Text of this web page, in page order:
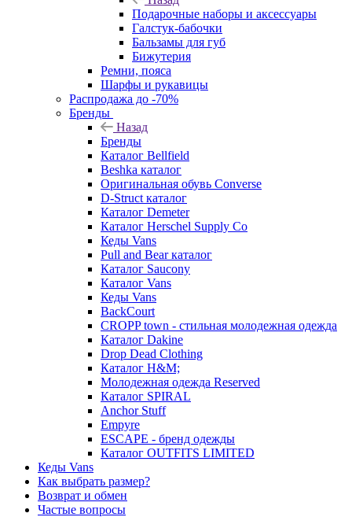
Подарочные наборы и аксессуары
Галстук-бабочки
Бальзамы для губ
Бижутерия
Ремни, пояса
Шарфы и рукавицы
Распродажа до -70%
Бренды
Назад
Бренды
Каталог Bellfield
Beshka каталог
Оригинальная обувь Converse
D-Struct каталог
Каталог Demeter
Каталог Herschel Supply Co
Кеды Vans
Pull and Bear каталог
Каталог Saucony
Каталог Vans
Кеды Vans
BackCourt
CROPP town - стильная молодежная одежда
Каталог Dakine
Drop Dead Clothing
Каталог H&M;
Молодежная одежда Reserved
Каталог SPIRAL
Anchor Stuff
Empyre
ESCAPE - бренд одежды
Каталог OUTFITS LIMITED
Кеды Vans
Как выбрать размер?
Возврат и обмен
Частые вопросы